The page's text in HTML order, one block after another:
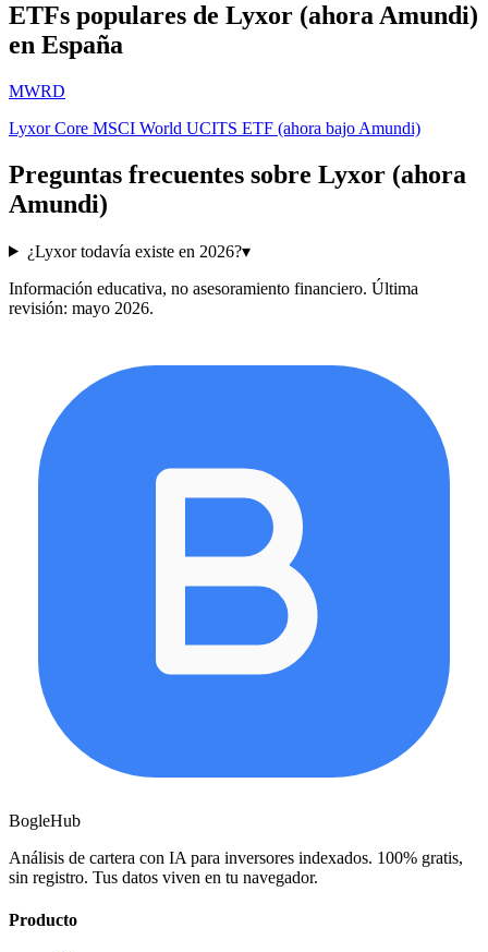
ETFs populares de Lyxor (ahora Amundi)
en España
MWRD
Lyxor Core MSCI World UCITS ETF (ahora bajo Amundi)
Preguntas frecuentes sobre Lyxor (ahora
Amundi)
¿Lyxor todavía existe en 2026?▾
Información educativa, no asesoramiento financiero. Última
revisión: mayo 2026.
BogleHub
Análisis de cartera con IA para inversores indexados. 100% gratis,
sin registro. Tus datos viven en tu navegador.
Producto